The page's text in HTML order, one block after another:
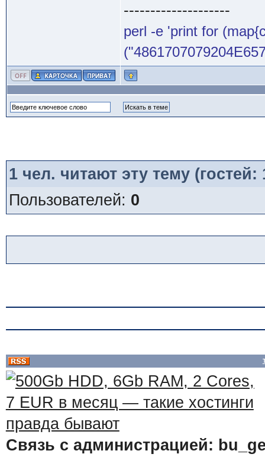
--------------------
perl -e 'print for
1чел. читают эту тему
Пользователей: 0
Связь с администрацией: